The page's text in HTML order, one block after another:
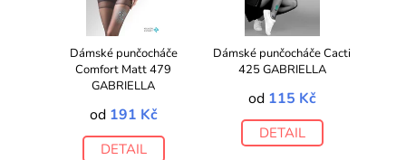
Dámské punčocháče
Comfort Matt 479
GABRIELLA
od 191 Kč
DETAIL
Dámské punčocháče Cacti
425 GABRIELLA
od 115 Kč
DETAIL